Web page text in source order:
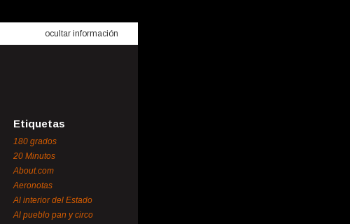
ocultar información
Etiquetas
180 grados
20 Minutos
About.com
Aeronotas
Al interior del Estado
Al pueblo pan y circo